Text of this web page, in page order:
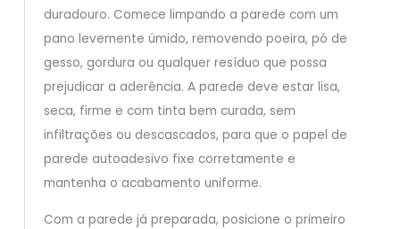
duradouro. Comece limpando a parede com um
pano levemente úmido, removendo poeira, pó de
gesso, gordura ou qualquer resíduo que possa
prejudicar a aderência. A parede deve estar lisa,
seca, firme e com tinta bem curada, sem
infiltrações ou descascados, para que o papel de
parede autoadesivo fixe corretamente e
mantenha o acabamento uniforme.
Com a parede já preparada, posicione o primeiro